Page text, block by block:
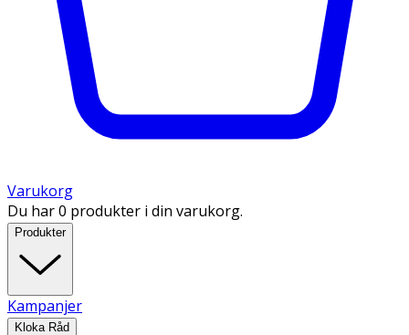
Varukorg
Du har 0 produkter i din varukorg.
Produkter
Kampanjer
Kloka Råd